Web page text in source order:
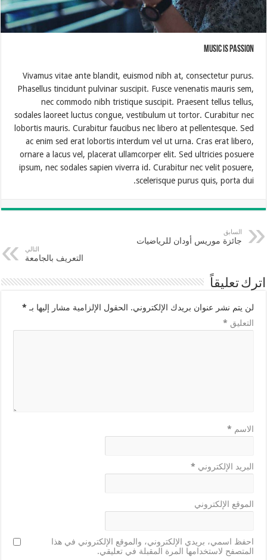
Music is Passion
Vivamus vitae ante blandit, euismod nibh at, consectetur purus.
Phasellus tincidunt pulvinar suscipit. Fusce venenatis mauris sem,
nec commodo nibh tristique suscipit. Praesent tellus tellus,
sodales laoreet luctus congue, vestibulum ut tortor. Curabitur nec
lobortis mauris. Curabitur faucibus nec libero at pellentesque. Sed
ac enim sed erat lobortis interdum vel ut urna. Cras erat libero,
ornare a lacus vel, placerat ullamcorper elit. Sed ultricies posuere
ipsum, nec sodales sapien viverra id. Curabitur nec velit posuere,
scelerisque purus quis, porta dui.
السابق
جائزة موريس أودان للرياضيات
التالي
التعريف بالجامعة
اترك تعليقاً
لن يتم نشر عنوان بريدك الإلكتروني. الحقول الإلزامية مشار إليها بـ *
التعليق *
الاسم *
البريد الإلكتروني *
الموقع الإلكتروني
احفظ اسمي، بريدي الإلكتروني، والموقع الإلكتروني في هذا
المتصفح لاستخدامها المرة المقبلة في تعليقي.